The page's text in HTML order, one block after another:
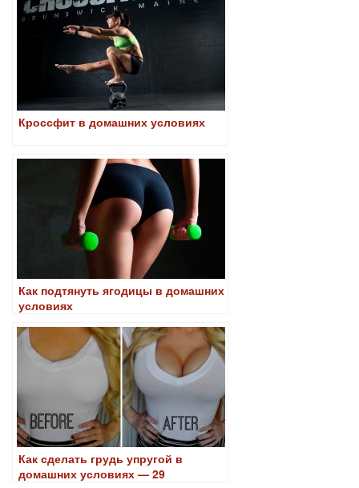
Кроссфит в домашних условиях
Как подтянуть ягодицы в домашних
условиях
Как сделать грудь упругой в
домашних условиях — 29